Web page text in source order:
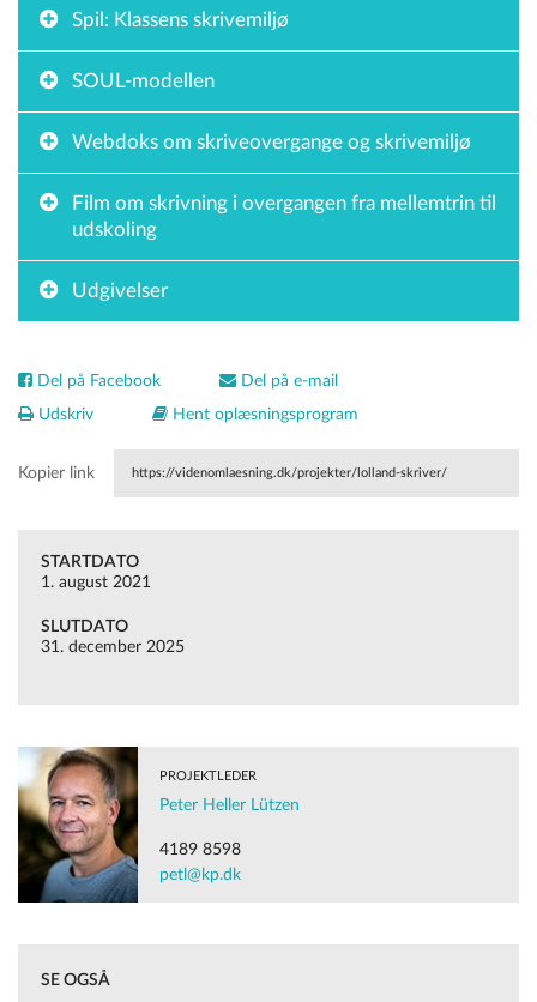
Spil: Klassens skrivemiljø
SOUL-modellen
Webdoks om skriveovergange og skrivemiljø
Film om skrivning i overgangen fra mellemtrin til
udskoling
Udgivelser
Del på Facebook
Del på e-mail
Udskriv
Hent oplæsningsprogram
Kopier link https://videnomlaesning.dk/projekter/lolland-skriver/
STARTDATO
1. august 2021
SLUTDATO
31. december 2025
PROJEKTLEDER
Peter Heller Lützen
4189 8598
petl@kp.dk
SE OGSÅ